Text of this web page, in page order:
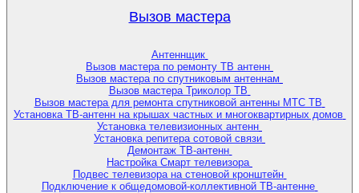
Вызов мастера
Антеннщик
Вызов мастера по ремонту ТВ антенн
Вызов мастера по спутниковым антеннам
Вызов мастера Триколор ТВ
Вызов мастера для ремонта спутниковой антенны МТС ТВ
Установка ТВ-антенн на крышах частных и многоквартирных домов
Установка телевизионных антенн
Установка репитера сотовой связи
Демонтаж ТВ-антенн
Настройка Смарт телевизора
Подвес телевизора на стеновой кронштейн
Подключение к общедомовой-коллективной ТВ-антенне